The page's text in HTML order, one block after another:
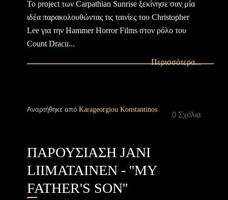
Το project των Carpathian Sunrise ξεκίνησε σαν μία
ιδέα παρακολουθώντας τις ταινίες του Christopher
Lee για την Hammer Horror Films στον ρόλο του
Count Dracu...
Περισσότερα...
0 Σχόλια
Αναρτήθηκε από Karageorgiou Konstantinos
ΠΑΡΟΥΣΙΑΣΗ JANI
LIIMATAINEN - ''MY
FATHER'S SON''